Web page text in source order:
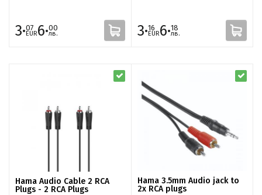
3·07
EUR6·00
лв. 3·16
EUR6·18
лв.
Hama Audio Cable 2 RCA
Plugs - 2 RCA Plugs
Hama 3.5mm Audio jack to
2x RCA plugs